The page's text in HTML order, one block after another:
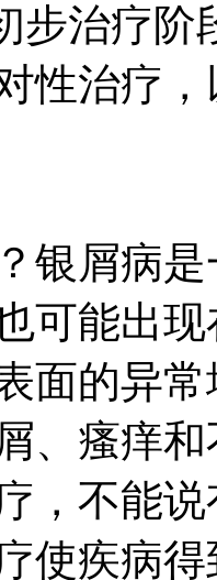
步治疗阶
性治疗
银屑病
可能出
面的异
、瘙痒
，不能
使疾病